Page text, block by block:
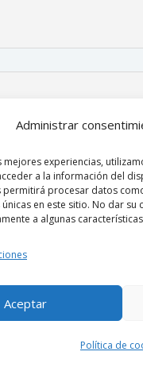
Administrar
mejores experiencias,
a la información del
permitirá procesar datos
en este sitio. No dar
a algunas
Aceptar
Política de